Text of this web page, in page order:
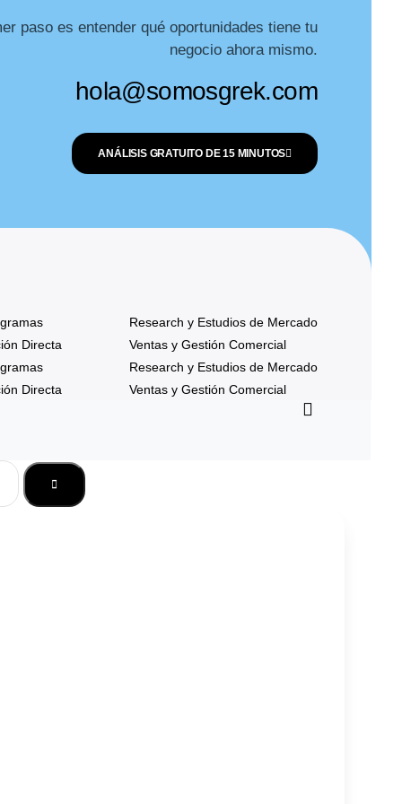
paso es entender qué oportunidades tiene tu
negocio ahora mismo.
hola@somosgrek.com
ANÁLISIS GRATUITO DE 15 MINUTOS
Directa
Directa
Research y Estudios de Mercado
Ventas y Gestión Comercial
Research y Estudios de Mercado
Ventas y Gestión Comercial